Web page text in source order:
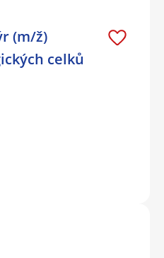
(m/ž)
celků